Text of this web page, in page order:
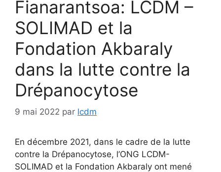
Fianarantsoa: LCDM –
SOLIMAD et la
Fondation Akbaraly
dans la lutte contre la
Drépanocytose
9 mai 2022 par lcdm
En décembre 2021, dans le cadre de la lutte
contre la Drépanocytose, l’ONG LCDM-
SOLIMAD et la Fondation Akbaraly ont mené